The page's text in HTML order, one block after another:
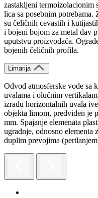
zastakljeni termoizolacionim
lica sa posebnim potrebama.
su čeličnih cevastih i
i bojeni bojom za metal dav
uputstvu proizvođača.
bojenih čeličnih profila.
Limarija
Odvod atmosferske vode sa
uvalama i olučnim
izradu horizontalnih uvala
objekta limom, predviđen je
mm. Spajanje elemenata
ugradnje, odnosno elementa
duplim prevojima